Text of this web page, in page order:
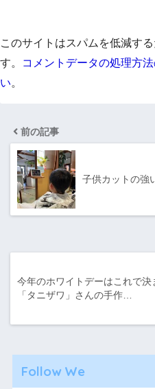
このサイトはスパムを低減す
す。
コメントデータの処理方
い。
前の記事
子供カットの強
今年のホワイトデーはこれで決
「タニザワ」さんの手作…
Follow We